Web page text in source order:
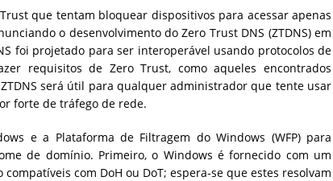
que tentam bloquear dispositivos para acessar apenas
o desenvolvimento do Zero Trust DNS (ZTDNS) em
foi projetado para ser interoperável usando protocolos de
requisitos de Zero Trust, como aqueles encontrados
será útil para qualquer administrador que tente usar
forte de tráfego de rede.
e a Plataforma de Filtragem do Windows (WFP) para
de domínio. Primeiro, o Windows é fornecido com um
com DoH ou DoT; espera-se que estes resolvam